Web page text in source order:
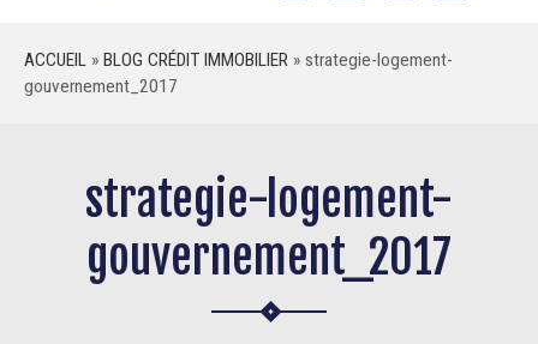
ACCUEIL » BLOG CRÉDIT IMMOBILIER » strategie-logement-
gouvernement_2017
strategie-logement-
gouvernement_2017